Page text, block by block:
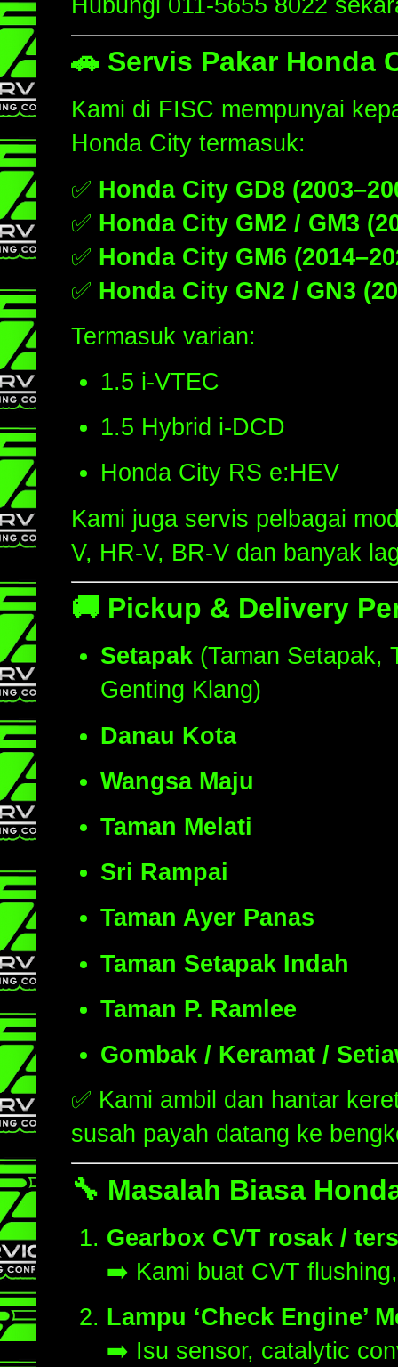
🚗 Servis Pakar Honda
Kami di FISC mempunyai
Honda City termasuk:
✅ Honda City GD8
✅ Honda City GM2 / GM3
✅ Honda City GM6
✅ Honda City GN2 / GN3
Termasuk varian:
1.5 i-VTEC
1.5 Hybrid i-DCD
Honda City RS e:HEV
Kami juga servis pelbagai
V, HR-V, BR-V dan banyak
🚚 Pickup & Delivery
Setapak (Taman Setapak,
Genting Klang)
Danau Kota
Wangsa Maju
Taman Melati
Sri Rampai
Taman Ayer Panas
Taman Setapak Indah
Taman P. Ramlee
Gombak / Keramat /
✅ Kami ambil dan hantar
susah payah datang ke
🔧 Masalah Biasa
Gearbox CVT rosak /
➡️ Kami buat CVT
Lampu ‘Check Engine’
➡️ Isu sensor, catalytic